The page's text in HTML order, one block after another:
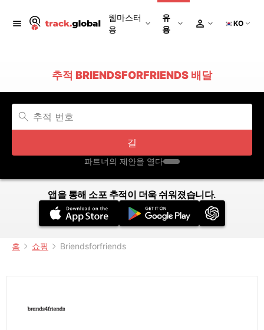
웹마스터
용
유
용
KO
추적 BRIENDSFORFRIENDS 배달
길
파트너의 제안을 열다
앱을 통해 소포 추적이 더욱 쉬워졌습니다.
홈 쇼핑 Briendsforfriends